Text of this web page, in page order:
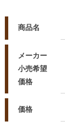
商品名
メーカー
小売希望
価格
価格